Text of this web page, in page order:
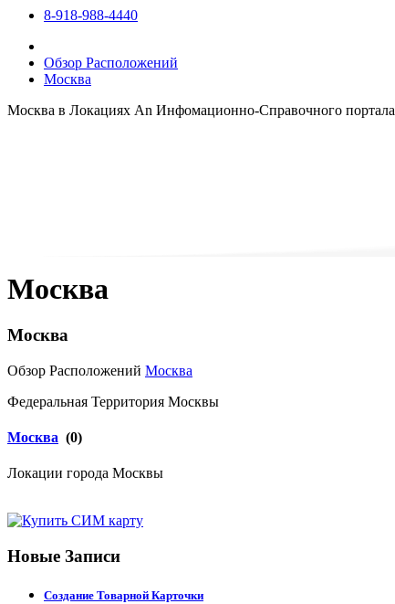
8-918-988-4440
Обзор Расположений
Москва
Москва в Локациях An Инфомационно-Справочного
Москва
Москва
Обзор Расположений Москва
Федеральная Территория Москвы
Москва (0)
Локации города Москвы
Новые Записи
Создание Товарной Карточки